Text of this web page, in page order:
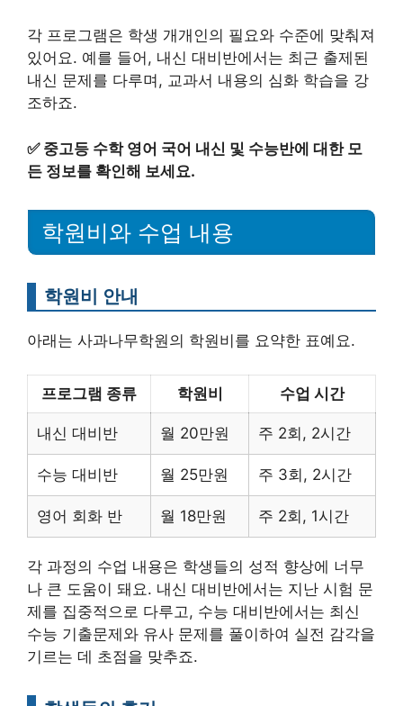
각 프로그램은 학생 개개인의 필요와 수준에 맞춰져
있어요. 예를 들어, 내신 대비반에서는 최근 출제된
내신 문제를 다루며, 교과서 내용의 심화 학습을 강
조하죠.
✅ 중고등 수학 영어 국어 내신 및 수능반에 대한 모
든 정보를 확인해 보세요.
학원비와 수업 내용
학원비 안내
아래는 사과나무학원의 학원비를 요약한 표예요.
프로그램 종류 학원비 수업 시간
내신 대비반 월 20만원 주 2회, 2시간
수능 대비반 월 25만원 주 3회, 2시간
영어 회화 반 월 18만원 주 2회, 1시간
각 과정의 수업 내용은 학생들의 성적 향상에 너무
나 큰 도움이 돼요. 내신 대비반에서는 지난 시험 문
제를 집중적으로 다루고, 수능 대비반에서는 최신
수능 기출문제와 유사 문제를 풀이하여 실전 감각을
기르는 데 초점을 맞추죠.